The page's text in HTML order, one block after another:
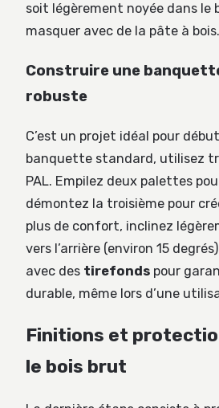
soit légèrement noyée dans le
masquer avec de la pâte à bois.
Construire une
robuste
C’est un projet idéal pour
banquette standard, utilisez
PAL. Empilez deux palettes
démontez la troisième pour
plus de confort, inclinez
vers l’arrière (environ 15
avec des tirefonds pour
durable, même lors d’une
Finitions et
le bois brut